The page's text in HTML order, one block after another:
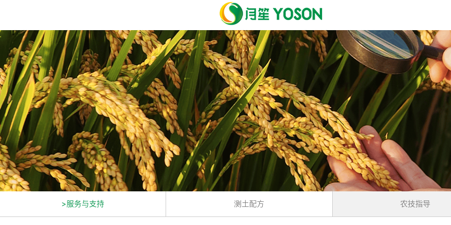
>服务与支持 测土配方 农技指导